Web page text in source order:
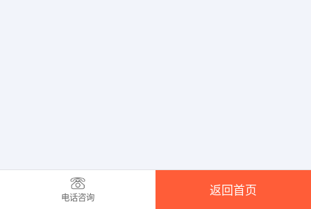
电话咨询
返回首页